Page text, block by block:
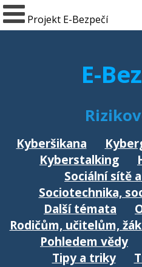
Projekt E-Bezpečí
E-
Kyberšikana
Kyberstalking
Sociální sítě
Sociotechnika,
Další témata
Rodičům, učitelům,
Pohledem vědy
Tipy a triky